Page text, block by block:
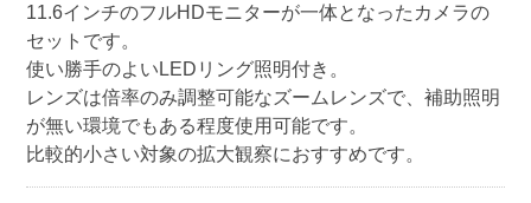
11.6インチのフルHDモニターが一体となったカメラの
セットです。
使い勝手のよいLEDリング照明付き。
レンズは倍率のみ調整可能なズームレンズで、補助照明
が無い環境でもある程度使用可能です。
比較的小さい対象の拡大観察におすすめです。